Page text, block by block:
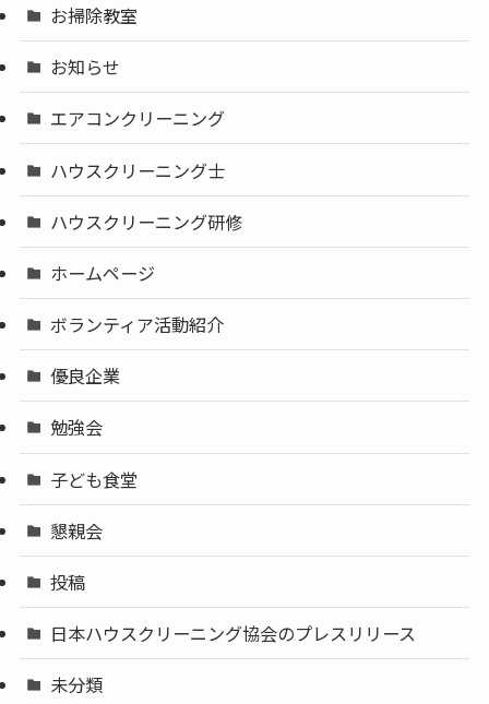
お掃除教室
お知らせ
エアコンクリーニング
ハウスクリーニング士
ハウスクリーニング研修
ホームページ
ボランティア活動紹介
優良企業
勉強会
子ども食堂
懇親会
投稿
日本ハウスクリーニング協会のプレスリリース
未分類